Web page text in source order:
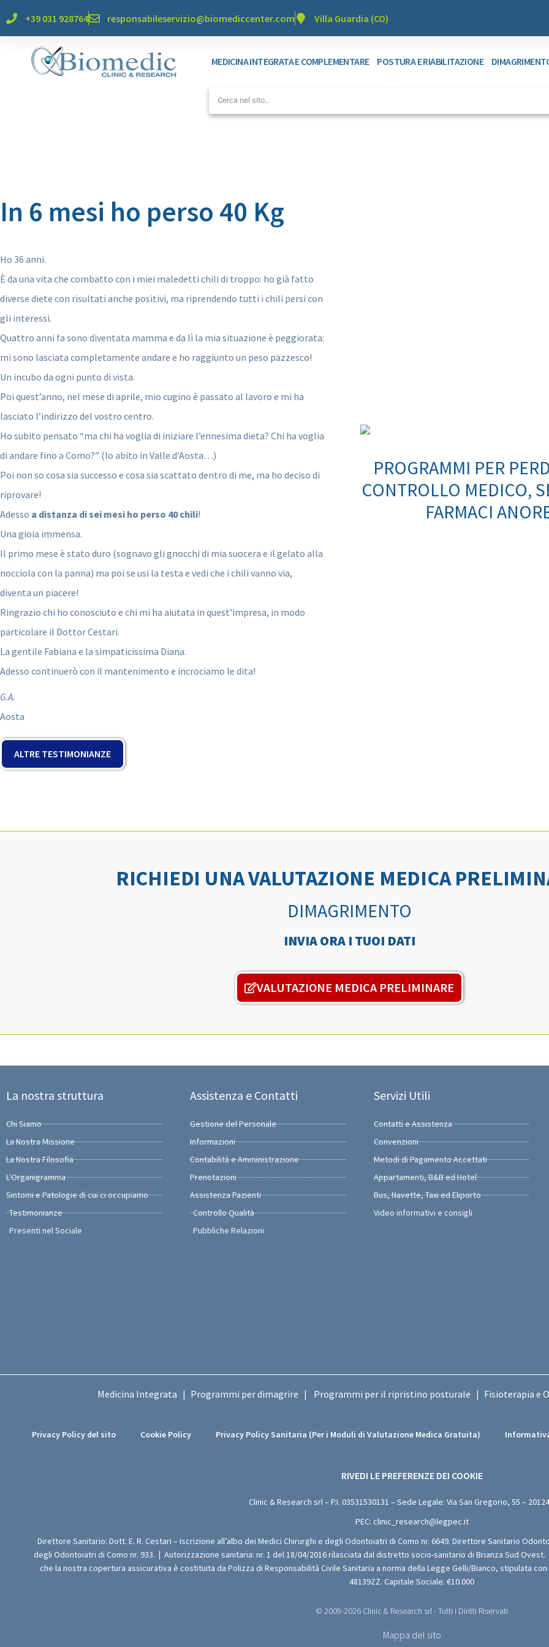
+39 031 928764 responsabileservizio@biomediccenter.com Villa Guardia (CO)
MEDICINA INTEGRATA E COMPLEMENTARE POSTURA E RIABILITAZIONE
In 6 mesi ho perso 40 Kg
Ho 36 anni.
È da una vita che combatto con i miei maledetti chili di troppo: ho già fatto
diverse diete con risultati anche positivi, ma riprendendo tutti i chili persi con
gli interessi.
Quattro anni fa sono diventata mamma e da lì la mia situazione è peggiorata:
mi sono lasciata completamente andare e ho raggiunto un peso pazzesco!
Un incubo da ogni punto di vista.
Poi quest’anno, nel mese di aprile, mio cugino è passato al lavoro e mi ha
lasciato l’indirizzo del vostro centro.
Ho subito pensato “ma chi ha voglia di iniziare l’ennesima dieta? Chi ha voglia
di andare fino a Como?” (Io abito in Valle d’Aosta…)
Poi non so cosa sia successo e cosa sia scattato dentro di me, ma ho deciso di
riprovare!
Adesso a distanza di sei mesi ho perso 40 chili!
Una gioia immensa.
Il primo mese è stato duro (sognavo gli gnocchi di mia suocera e il gelato alla
nocciola con la panna) ma poi se usi la testa e vedi che i chili vanno via,
diventa un piacere!
Ringrazio chi ho conosciuto e chi mi ha aiutata in quest’impresa, in modo
particolare il Dottor Cestari.
La gentile Fabiana e la simpaticissima Diana.
Adesso continuerò con il mantenimento e incrociamo le dita!
G.A.
Aosta
ALTRE TESTIMONIANZE
PROGRAMMI PER
CONTROLLO MEDICO,
FARMACI
RICHIEDI UNA VALUTAZIONE MEDICA
DIMAGRIMENTO
INVIA ORA I TUOI DATI
VALUTAZIONE MEDICA PRELIMINARE
La nostra struttura
Chi Siamo
La Nostra Missione
La Nostra Filosofia
L'Organigramma
Sintomi e Patologie di cui ci occupiamo
Testimonianze
Presenti nel Sociale
Assistenza e Contatti
Gestione del Personale
Informazioni
Contabilità e Amministrazione
Prenotazioni
Assistenza Pazienti
Controllo Qualità
Pubbliche Relazioni
Servizi Utili
Contatti e Assistenza
Convenzioni
Metodi di Pagamento Accettati
Appartamenti, B&B ed Hotel
Bus, Navette, Taxi ed Eliporto
Video informativi e consigli
Medicina Integrata Programmi per dimagrire Programmi per il ripristino posturale Fisioterapia e
Privacy Policy del sito Cookie Policy Privacy Policy Sanitaria (Per i Moduli di Valutazione Medica Gratuita)
RIVEDI LE PREFERENZE DEI COOKIE
Clinic & Research srl – P.I. 03531530131 – Sede Legale: Via San Gregorio, 55 –
PEC: clinic_research@legpec.it
Direttore Sanitario: Dott. E. R. Cestari – Iscrizione all’albo dei Medici Chirurghi e degli Odontoiatri di Como nr. 6649. Direttore Sanitario
degli Odontoiatri di Como nr. 933.
Autorizzazione sanitaria: nr. 1 del 18/04/2016 rilasciata dal distretto socio-sanitario di Brianza Sud Ovest.
che la nostra copertura assicurativa è costituita da Polizza di Responsabilità Civile Sanitaria a norma della Legge Gelli/Bianco, stipulata
48139ZZ. Capitale Sociale: €10.000
© 2009-2026 Clinic & Research srl - Tutti i Diritti Riservati
Mappa del sito